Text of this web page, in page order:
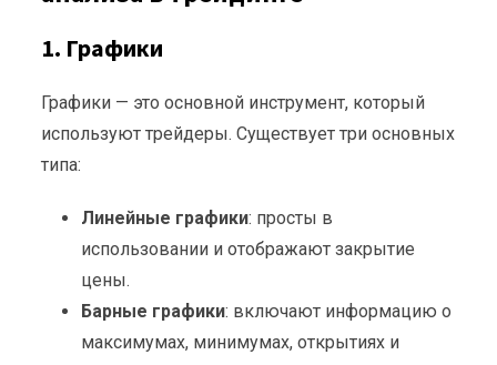
1. Графики
Графики — это основной инструмент, который
используют трейдеры. Существует три основных
типа:
Линейные графики: просты в
использовании и отображают закрытие
цены.
Барные графики: включают информацию о
максимумах, минимумах, открытиях и